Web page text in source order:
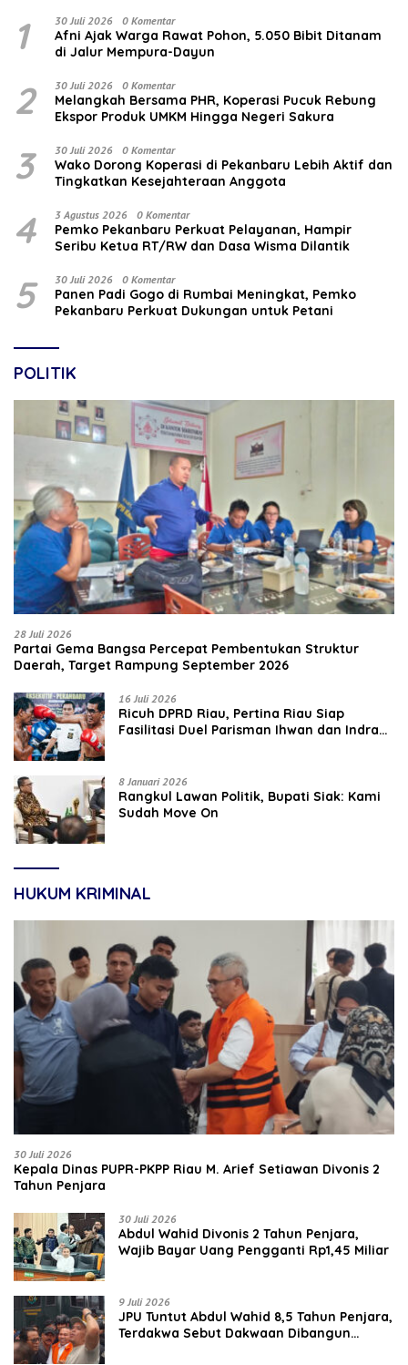
1 30 Juli 2026 0 Komentar
Afni Ajak Warga Rawat Pohon, 5.050 Bibit Ditanam
di Jalur Mempura-Dayun
2 30 Juli 2026 0 Komentar
Melangkah Bersama PHR, Koperasi Pucuk Rebung
Ekspor Produk UMKM Hingga Negeri Sakura
3 30 Juli 2026 0 Komentar
Wako Dorong Koperasi di Pekanbaru Lebih Aktif dan
Tingkatkan Kesejahteraan Anggota
4 3 Agustus 2026 0 Komentar
Pemko Pekanbaru Perkuat Pelayanan, Hampir
Seribu Ketua RT/RW dan Dasa Wisma Dilantik
5 30 Juli 2026 0 Komentar
Panen Padi Gogo di Rumbai Meningkat, Pemko
Pekanbaru Perkuat Dukungan untuk Petani
POLITIK
28 Juli 2026
Partai Gema Bangsa Percepat Pembentukan Struktur
Daerah, Target Rampung September 2026
16 Juli 2026
‎Ricuh DPRD Riau, Pertina Riau Siap
Fasilitasi Duel Parisman Ihwan dan Indra
8 Januari 2026
Rangkul Lawan Politik, Bupati Siak: Kami
Sudah Move On
HUKUM KRIMINAL
30 Juli 2026
Kepala Dinas PUPR-PKPP Riau M. Arief Setiawan Divonis 2
Tahun Penjara
30 Juli 2026
‎‎Abdul Wahid Divonis 2 Tahun Penjara,
Wajib Bayar Uang Pengganti Rp1,45 Miliar
9 Juli 2026
JPU Tuntut Abdul Wahid 8,5 Tahun Penjara,
Terdakwa Sebut Dakwaan Dibangun